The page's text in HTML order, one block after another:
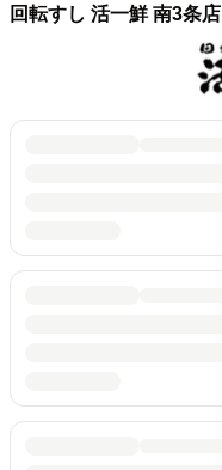
回転すし 活一鮮 南3条店